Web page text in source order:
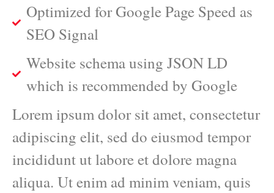
Optimized for Google Page Speed as
SEO Signal
Website schema using JSON LD
which is recommended by Google
Lorem ipsum dolor sit amet, consectetur
adipiscing elit, sed do eiusmod tempor
incididunt ut labore et dolore magna
aliqua. Ut enim ad minim veniam, quis